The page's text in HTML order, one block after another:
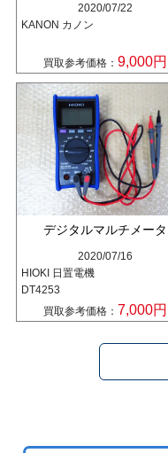
2020/07/22
KANON カノン
買取参考価格： 9,000円
デジタルマルチメータ
2020/07/16
HIOKI 日置電機
DT4253
買取参考価格： 7,000円